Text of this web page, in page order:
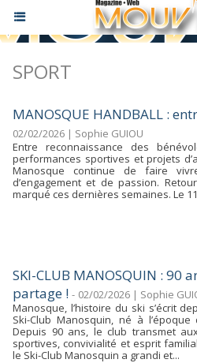
SPORT
MANOSQUE HANDBALL :
02/02/2026 | Sophie GUIOU
Entre reconnaissance des
performances sportives et projets
Manosque continue de faire
d’engagement et de passion.
marqué ces dernières semaines. Le
SKI-CLUB MANOSQUIN : 90
partage ! - 02/02/2026 | Sophie
Manosque, l’histoire du ski s’écrit
Ski-Club Manosquin, né à
Depuis 90 ans, le club transmet
sportives, convivialité et esprit
le Ski-Club Manosquin a grandi et...